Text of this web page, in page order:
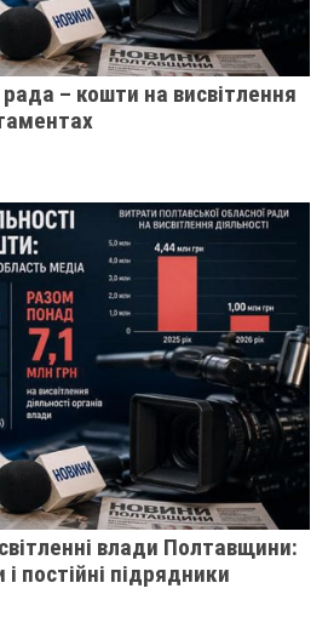
– кошти на висвітлення
влади Полтавщини:
постійні підрядники